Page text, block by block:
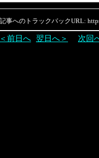
事へのトラックバックURL:
＜前日へ 翌日へ＞ 次回